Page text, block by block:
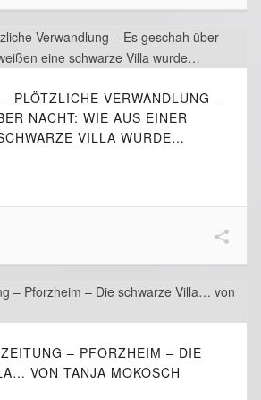
PLÖTZLICHE VERWANDLUNG –
NACHT: WIE AUS EINER
VILLA WURDE…
– PFORZHEIM – DIE
VON TANJA MOKOSCH